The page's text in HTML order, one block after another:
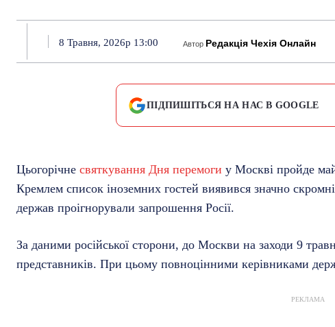
8 Травня, 2026р 13:00 Автор Редакція Чехія Онлайн
ПІДПИШІТЬСЯ НА НАС В GOOGLE
Цьогорічне святкування Дня перемоги у Москві пройде
Кремлем список іноземних гостей виявився значно
держав проігнорували запрошення Росії.
За даними російської сторони, до Москви на заходи 9
представників. При цьому повноцінними керівниками
РЕКЛАМА